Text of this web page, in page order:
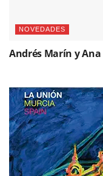
NOVEDADES
Andrés Marín y